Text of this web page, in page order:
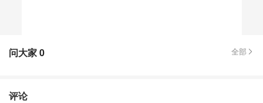
问大家0 全部
评论